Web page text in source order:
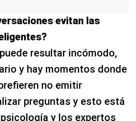
evitan las
resultar incómodo,
y hay momentos donde
no emitir
preguntas y esto está
y los expertos